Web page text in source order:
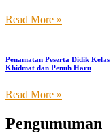
Read More »
Penamatan Peserta Didik
Khidmat dan Penuh Haru
Read More »
Pengumuman